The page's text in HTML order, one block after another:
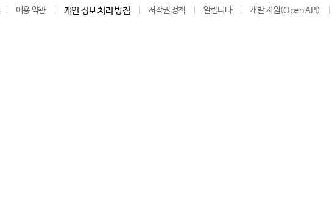
이용 약관 개인 정보 처리 방침 저작권 정책 알립니다 개발 지원(Open API)